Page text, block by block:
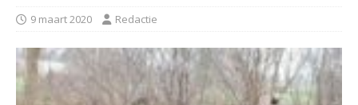
9 maart 2020 Redactie